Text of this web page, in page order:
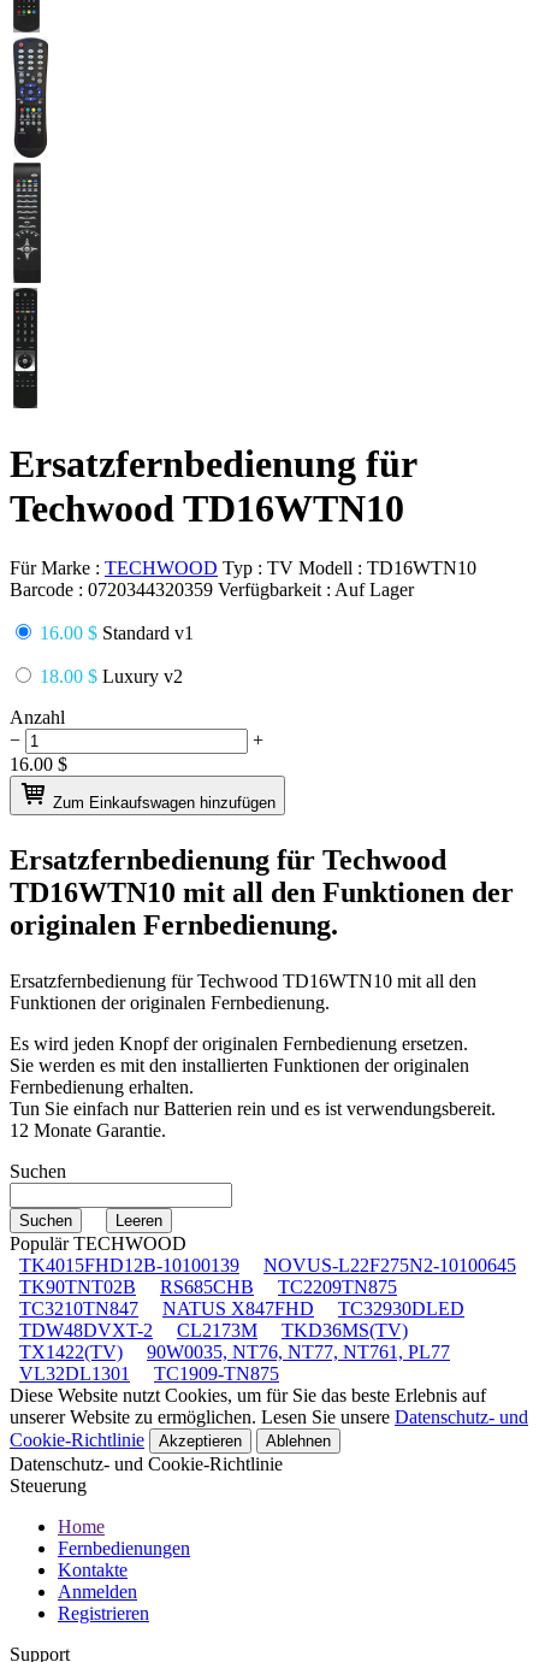
Ersatzfernbedienung für
Techwood TD16WTN10
Für Marke : TECHWOOD Typ : TV Modell : TD16WTN10
Barcode : 0720344320359 Verfügbarkeit : Auf Lager
16.00 $ Standard v1
18.00 $ Luxury v2
Anzahl
−
+
16.00 $
Zum Einkaufswagen hinzufügen
Ersatzfernbedienung für Techwood
TD16WTN10 mit all den Funktionen der
originalen Fernbedienung.
Ersatzfernbedienung fürTechwood TD16WTN10 mit all den
Funktionen der originalen Fernbedienung.
Es wird jeden Knopf der originalen Fernbedienung ersetzen.
Sie werden es mit den installierten Funktionen der originalen
Fernbedienung erhalten.
Tun Sie einfach nur Batterien rein und es ist verwendungsbereit.
12 Monate Garantie.
Suchen
Populär TECHWOOD
TK4015FHD12B-10100139
NOVUS-L22F275N2-10100645
TK90TNT02B
RS685CHB
TC2209TN875
TC3210TN847
NATUS X847FHD
TC32930DLED
TDW48DVXT-2
CL2173M
TKD36MS(TV)
TX1422(TV)
90W0035, NT76, NT77, NT761, PL77
VL32DL1301
TC1909-TN875
Diese Website nutzt Cookies, um für Sie das beste Erlebnis auf
unserer Website zu ermöglichen. Lesen Sie unsere Datenschutz- und
Cookie-Richtlinie
Akzeptieren Ablehnen
Datenschutz- und Cookie-Richtlinie
Steuerung
Home
Fernbedienungen
Kontakte
Anmelden
Registrieren
Support